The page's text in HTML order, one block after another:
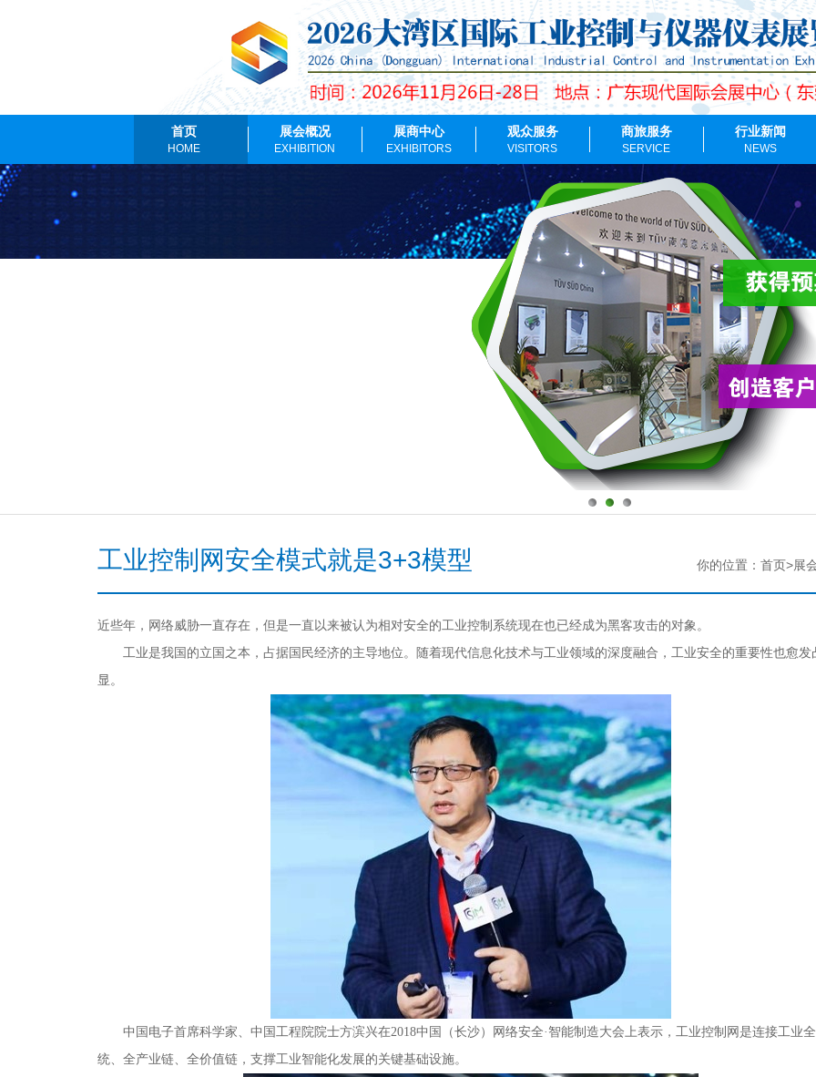
首页
HOME
展会概况
EXHIBITION
展商中心
EXHIBITORS
观众服务
VISITORS
商旅服务
SERVICE
行业新闻
NEWS
工业控制网安全模式就是3+3模型 你的位置：首页>展
近些年，网络威胁一直存在，但是一直以来被认为相对安全的工业控制系统现在也已经成为黑客攻击的对象。
工业是我国的立国之本，占据国民经济的主导地位。随着现代信息化技术与工业领域的深度融合，工业安全的重要性也愈发
显。
中国电子首席科学家、中国工程院院士方滨兴在2018中国（长沙）网络安全·智能制造大会上表示，工业控制网是连接工业
统、全产业链、全价值链，支撑工业智能化发展的关键基础设施。